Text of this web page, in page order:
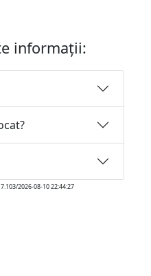
informații:
2026-08-10 22:44:27